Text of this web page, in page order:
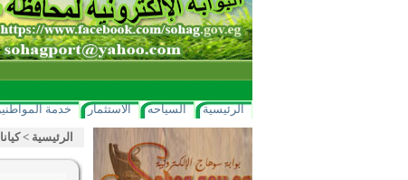
الرئيسية السياحه الاستثمار خدمة
الرئيسية >